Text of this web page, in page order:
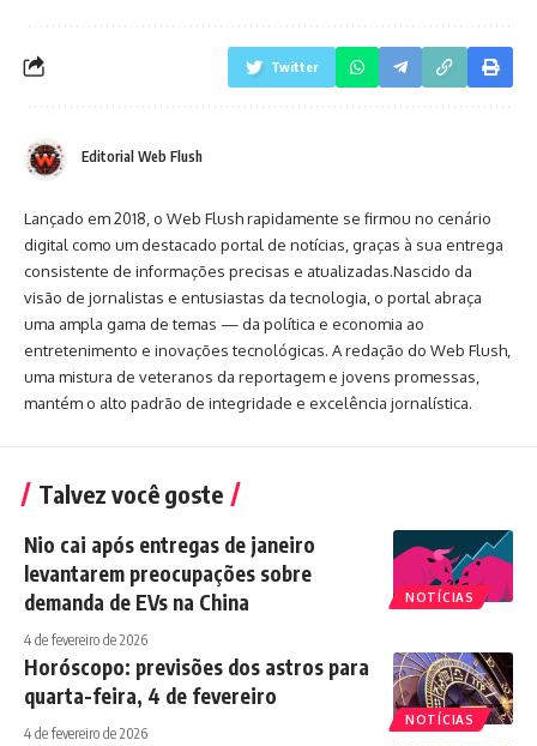
Twitter
Editorial Web Flush
Lançado em 2018, o Web Flush rapidamente se firmou no cenário
digital como um destacado portal de notícias, graças à sua entrega
consistente de informações precisas e atualizadas.Nascido da
visão de jornalistas e entusiastas da tecnologia, o portal abraça
uma ampla gama de temas — da política e economia ao
entretenimento e inovações tecnológicas. A redação do Web Flush,
uma mistura de veteranos da reportagem e jovens promessas,
mantém o alto padrão de integridade e excelência jornalística.
Talvez você goste
NOTÍCIAS
Nio cai após entregas de janeiro
levantarem preocupações sobre
demanda de EVs na China
4 de fevereiro de 2026
NOTÍCIAS
Horóscopo: previsões dos astros para
quarta-feira, 4 de fevereiro
4 de fevereiro de 2026